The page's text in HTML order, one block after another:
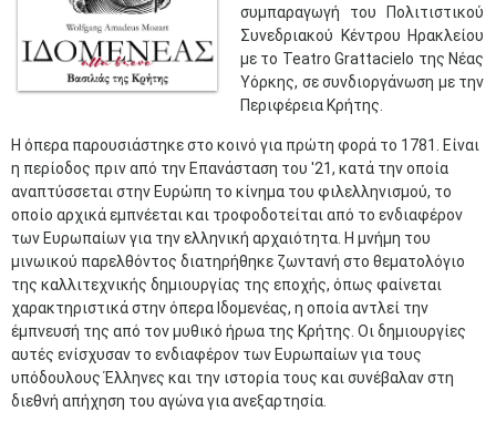
συμπαραγωγή του Πολιτιστικού
Συνεδριακού Κέντρου Ηρακλείου
με το Teatro Grattacielo της Νέας
Υόρκης, σε συνδιοργάνωση με την
Περιφέρεια Κρήτης.
Η όπερα παρουσιάστηκε στο κοινό για πρώτη φορά το 1781. Είναι
η περίοδος πριν από την Επανάσταση του '21, κατά την οποία
αναπτύσσεται στην Ευρώπη το κίνημα του φιλελληνισμού, το
οποίο αρχικά εμπνέεται και τροφοδοτείται από το ενδιαφέρον
των Ευρωπαίων για την ελληνική αρχαιότητα. Η μνήμη του
μινωικού παρελθόντος διατηρήθηκε ζωντανή στο θεματολόγιο
της καλλιτεχνικής δημιουργίας της εποχής, όπως φαίνεται
χαρακτηριστικά στην όπερα Ιδομενέας, η οποία αντλεί την
έμπνευσή της από τον μυθικό ήρωα της Κρήτης. Οι δημιουργίες
αυτές ενίσχυσαν το ενδιαφέρον των Ευρωπαίων για τους
υπόδουλους Έλληνες και την ιστορία τους και συνέβαλαν στη
διεθνή απήχηση του αγώνα για ανεξαρτησία.